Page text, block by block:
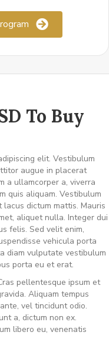
To Buy
elit. Vestibulum
augue in placerat
a ullamcorper a, viverra
quis aliquam. Vestibulum
dictum mattis. Mauris
aliquet nulla. Integer dui
felis. Sed velit enim,
vehicula porta
diam vulputate vestibulum
porta eu et erat.
pellentesque ipsum et
Aliquam tempus
vel tincidunt odio.
a, dictum non ex.
libero eu, venenatis